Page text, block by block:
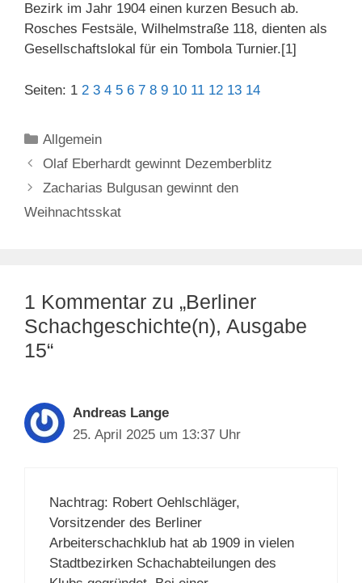
Bezirk im Jahr 1904 einen kurzen Besuch ab.
Rosches Festsäle, Wilhelmstraße 118, dienten als
Gesellschaftslokal für ein Tombola Turnier.[1]
Seiten: 1 2 3 4 5 6 7 8 9 10 11 12 13 14
Kategorien
Allgemein
Olaf Eberhardt gewinnt Dezemberblitz
Zacharias Bulgusan gewinnt den
Weihnachtsskat
1 Kommentar zu „Berliner
Schachgeschichte(n), Ausgabe
15“
Andreas Lange
25. April 2025 um 13:37 Uhr
Nachtrag: Robert Oehlschläger,
Vorsitzender des Berliner
Arbeiterschachklub hat ab 1909 in vielen
Stadtbezirken Schachabteilungen des